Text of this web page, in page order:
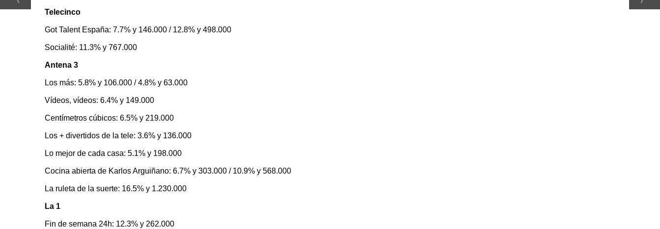
Telecinco
Got Talent España: 7.7% y 146.000 / 12.8% y 498.000
Socialité: 11.3% y 767.000
Antena 3
Los más: 5.8% y 106.000 / 4.8% y 63.000
Vídeos, vídeos: 6.4% y 149.000
Centímetros cúbicos: 6.5% y 219.000
Los + divertidos de la tele: 3.6% y 136.000
Lo mejor de cada casa: 5.1% y 198.000
Cocina abierta de Karlos Arguiñano: 6.7% y 303.000 / 10.9% y 568.000
La ruleta de la suerte: 16.5% y 1.230.000
La 1
Fin de semana 24h: 12.3% y 262.000